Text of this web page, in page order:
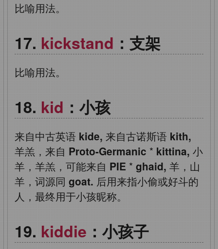
比喻用法。
kickstand ：支架
比喻用法。
kid ：小孩
来自中古英语 kide, 来自古诺斯语 kith,
羊羔，来自 Proto-Germanic * kittina, 小
羊，羊羔，可能来自 PIE * ghaid, 羊，山
羊，词源同 goat. 后用来指小偷或好斗的
人，最终用于小孩昵称。
kiddie ：小孩子